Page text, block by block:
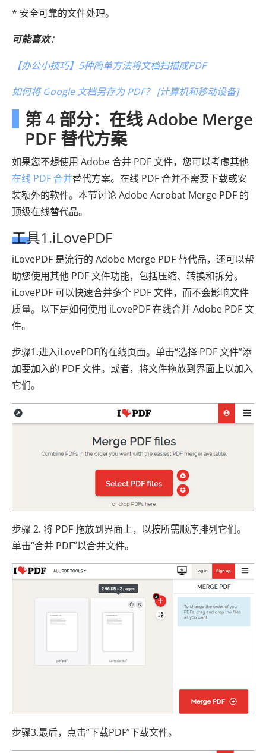
* 安全可靠的文件处理。
可能喜欢：
【办公小技巧】5种简单方法将文档扫描成PDF
如何将 Google 文档另存为 PDF？ [计算机和移动设备]
第 4 部分：在线 Adob​​e Merge
PDF 替代方案
如果您不想使用 Adob​​e 合并 PDF 文件，您可以考虑其他
在线 PDF 合并替代方案。在线 PDF 合并不需要下载或安
装额外的软件。本节讨论 Adob​​e Acrobat Merge PDF 的
顶级在线替代品。
工具1.iLovePDF
iLovePDF 是流行的 Adob​​e Merge PDF 替代品，还可以帮
助您使用其他 PDF 文件功能，包括压缩、转换和拆分。
iLovePDF 可以快速合并多个 PDF 文件，而不会影响文件
质量。以下是如何使用 iLovePDF 在线合并 Adob​​e PDF 文
件。
步骤1.进入iLovePDF的在线页面。单击“选择 PDF 文件”添
加要加入的 PDF 文件。或者，将文件拖放到界面上以加入
它们。
步骤 2. 将 PDF 拖放到界面上，以按所需顺序排列它们。
单击“合并 PDF”以合并文件。
步骤3.最后，点击“下载PDF”下载文件。